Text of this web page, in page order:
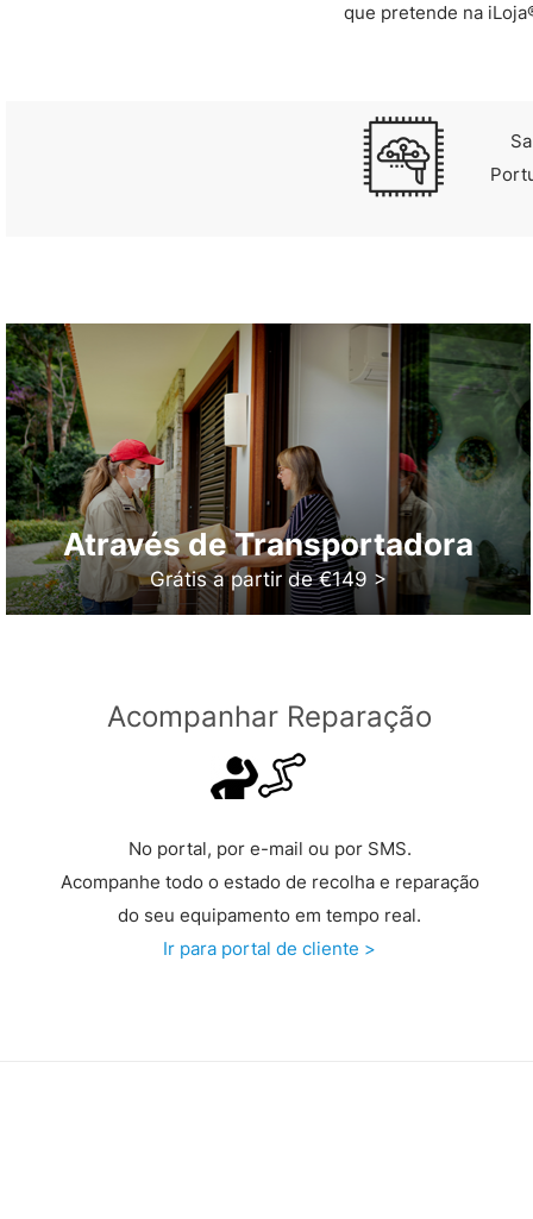
que pretende na
Através de Transportadora
Grátis a partir de €149 >
Acompanhar Reparação
No portal, por e-mail ou por SMS.
Acompanhe todo o estado de recolha e reparação
do seu equipamento em tempo real.
Ir para portal de cliente >